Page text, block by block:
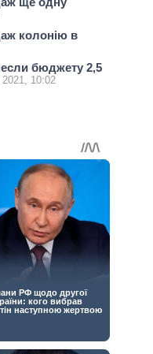
колонію в
бюджету 2,5
10:02